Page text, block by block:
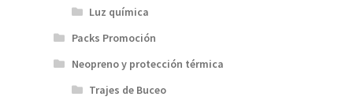
Luz química
Packs Promoción
Neopreno y protección térmica
Trajes de Buceo